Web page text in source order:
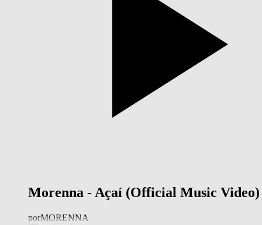
Morenna - Açaí (Official Music Video)
porMORENNA